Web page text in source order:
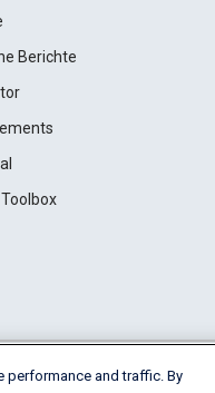
Berichte
performance and traffic. By